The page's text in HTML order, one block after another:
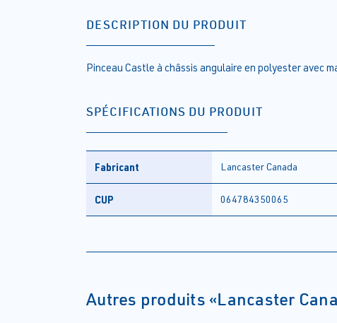
DESCRIPTION DU PRODUIT
Pinceau Castle à châssis angulaire en polyester avec
SPÉCIFICATIONS DU PRODUIT
Fabricant Lancaster Canada
CUP 064784350065
Autres produits «Lancaster